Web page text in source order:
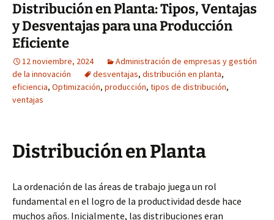
Distribución en Planta: Tipos, Ventajas
y Desventajas para una Producción
Eficiente
12 noviembre, 2024
Administración de empresas y gestión
de la innovación
desventajas, distribución en planta,
eficiencia, Optimización, producción, tipos de distribución,
ventajas
Distribución en Planta
La ordenación de las áreas de trabajo juega un rol
fundamental en el logro de la productividad desde hace
muchos años. Inicialmente, las distribuciones eran